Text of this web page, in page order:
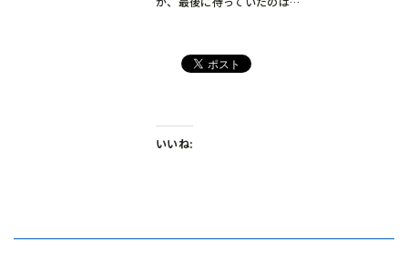
いいね: